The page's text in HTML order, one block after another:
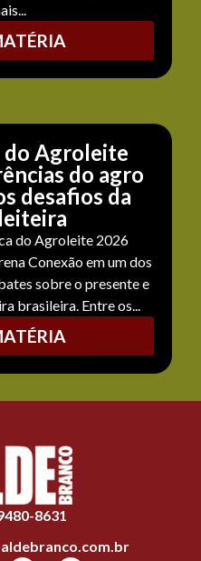
do Agroleite
do agro
desafios da
do Agroleite 2026
Conexão em um dos
sobre o presente e
brasileira. Entre os...
8631